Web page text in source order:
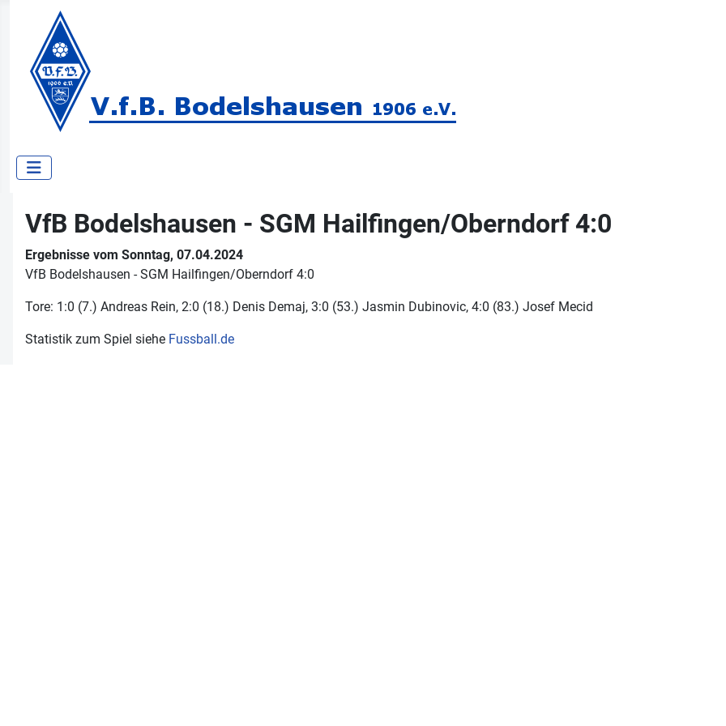
VfB Bodelshausen - SGM Hailfingen/​Oberndorf 4:0
Ergebnisse vom Sonntag, 07.04.2024
VfB Bodelshausen - SGM Hailfingen/​Oberndorf 4:0
Tore: 1:0 (7.) Andreas Rein, 2:0 (18.) Denis Demaj, 3:0 (53.) Jasmin Dubinovic, 4:0 (83.) Josef Mecid
Statistik zum Spiel siehe Fussball.de